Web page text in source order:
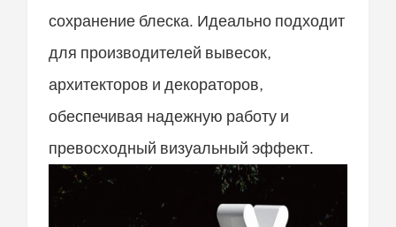
сохранение блеска. Идеально подходит
для производителей вывесок,
архитекторов и декораторов,
обеспечивая надежную работу и
превосходный визуальный эффект.